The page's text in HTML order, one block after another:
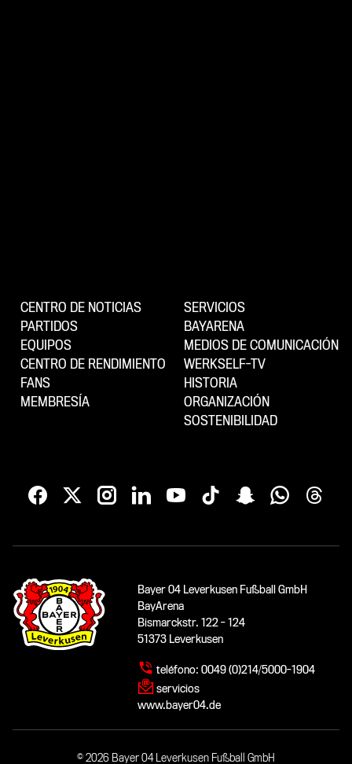
CENTRO DE NOTICIAS
PARTIDOS
EQUIPOS
CENTRO DE RENDIMIENTO
FANS
MEMBRESÍA
SERVICIOS
BAYARENA
MEDIOS DE COMUNICACIÓN
WERKSELF-TV
HISTORIA
ORGANIZACIÓN
SOSTENIBILIDAD
Bayer 04 Leverkusen Fußball GmbH
BayArena
Bismarckstr. 122 - 124
51373 Leverkusen
teléfono: 0049 (0)214/5000-1904
servicios
www.bayer04.de
© 2026 Bayer 04 Leverkusen Fußball GmbH